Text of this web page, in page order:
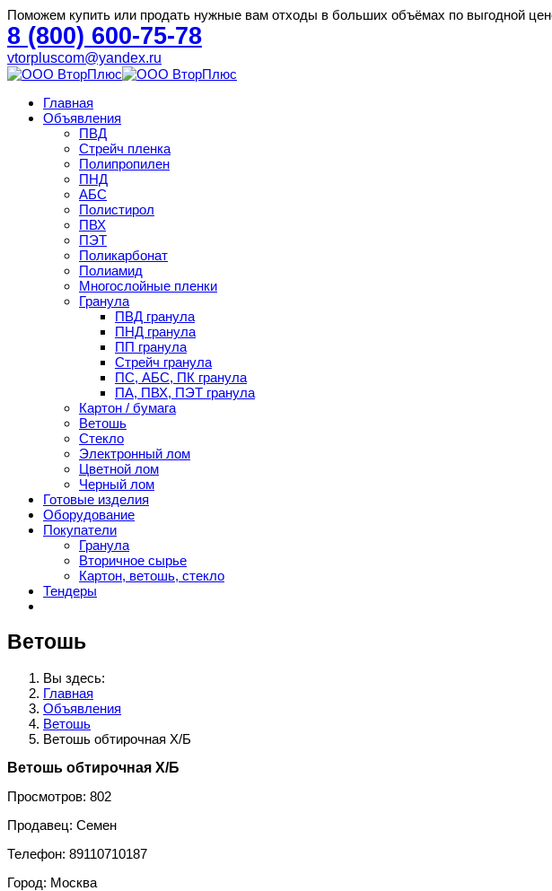
Поможем купить или продать нужные вам отходы в больших объёмах по выгодной
8 (800) 600-75-78
vtorpluscom@yandex.ru
Главная
Объявления
ПВД
Стрейч пленка
Полипропилен
ПНД
АБС
Полистирол
ПВХ
ПЭТ
Поликарбонат
Полиамид
Многослойные пленки
Гранула
ПВД гранула
ПНД гранула
ПП гранула
Стрейч гранула
ПС, АБС, ПК гранула
ПА, ПВХ, ПЭТ гранула
Картон / бумага
Ветошь
Стекло
Электронный лом
Цветной лом
Черный лом
Готовые изделия
Оборудование
Покупатели
Гранула
Вторичное сырье
Картон, ветошь, стекло
Тендеры
Ветошь
Вы здесь:
Главная
Объявления
Ветошь
Ветошь обтирочная Х/Б
Ветошь обтирочная Х/Б
Просмотров: 802
Продавец: Семен
Телефон: 89110710187
Город: Москва